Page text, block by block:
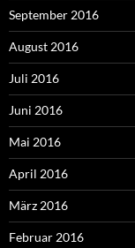
September 2016
August 2016
Juli 2016
Juni 2016
Mai 2016
April 2016
März 2016
Februar 2016